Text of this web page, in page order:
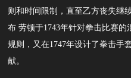
则和时间限制，直至乙方丧失继
布 劳顿于1743年针对拳击比赛
规则，又在1747年设计了拳击手
献。